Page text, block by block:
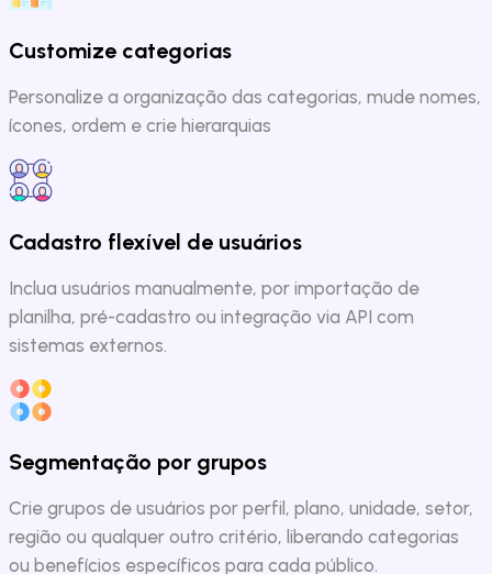
Customize categorias
Personalize a organização das categorias, mude nomes,
ícones, ordem e crie hierarquias
Cadastro flexível de usuários
Inclua usuários manualmente, por importação de
planilha, pré-cadastro ou integração via API com
sistemas externos.
Segmentação por grupos
Crie grupos de usuários por perfil, plano, unidade, setor,
região ou qualquer outro critério, liberando categorias
ou benefícios específicos para cada público.